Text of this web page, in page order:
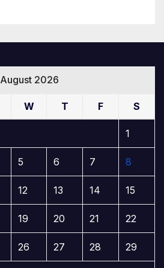
August 2026
W T F S
1
5 6 7 8
12 13 14 15
19 20 21 22
26 27 28 29